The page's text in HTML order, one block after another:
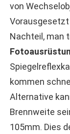
von
Nachteil, man
kommen
Alternative
Brennweite
105mm. Dies